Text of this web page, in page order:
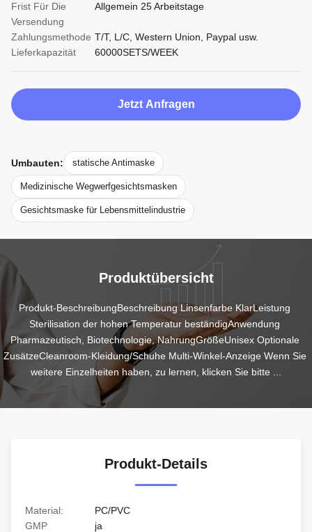
Frist Für Die
Versendung
Allgemein 25 Arbeitstage
Zahlungsmethode T/T, L/C, Western Union, Paypal usw.
Lieferkapazität
60000SETS/WEEK
Jetzt Anfragen
Umbauten: statische Antimaske
Medizinische Wegwerfgesichtsmasken
Gesichtsmaske für Lebensmittelindustrie
Produktübersicht
Produkt-BeschreibungBeschreibung Linsenfarbe KlarLeistung
Sterilisation der hohen Temperatur beständigAnwendung
Pharmazeutisch, Biotechnologie, NahrungGrößeUnisex Optionale
ZusätzeCleanroom-Kleidung/Schuhe Multi-Winkel-Anzeige Wenn Sie
weitere Einzelheiten haben, zu lernen, klicken Sie bitte ...
Produkt-Details
Material:
PC/PVC
GMP
ja